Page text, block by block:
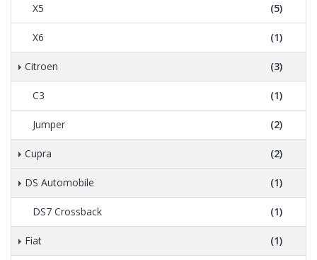
X5 (5)
X6 (1)
Citroen (3)
C3 (1)
Jumper (2)
Cupra (2)
DS Automobile (1)
DS7 Crossback (1)
Fiat (1)